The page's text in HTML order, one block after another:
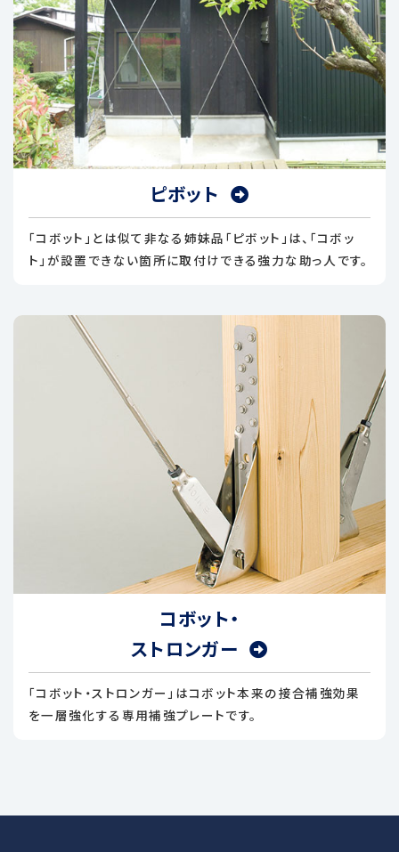
ピボット
「コボット」とは似て非なる姉妹品「ピボット」は、「コボッ
ト」が設置できない箇所に取付けできる強力な助っ人です。
コボット・
ストロンガー
「コボット・ストロンガー」はコボット本来の接合補強効果
を一層強化する専用補強プレートです。